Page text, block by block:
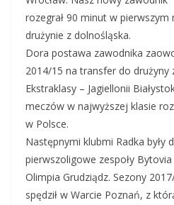
rozegrał 90 minut w pierwszym
drużynie z dolnośląska.
Dora postawa zawodnika
2014/15 na transfer do drużyny
Ekstraklasy – Jagiellonii
meczów w najwyższej klasie
w Polsce.
Następnymi klubmi Radka były
pierwszoligowe zespoły
Olimpia Grudziądz. Sezony
spędził w Warcie Poznań, z